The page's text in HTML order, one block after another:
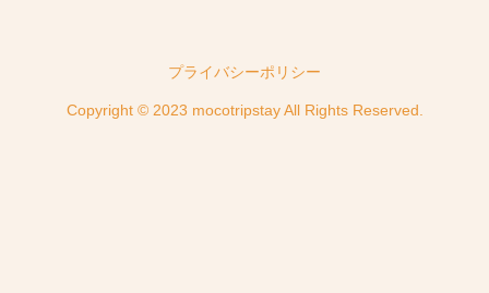
プライバシーポリシー
Copyright © 2023 mocotripstay All Rights Reserved.